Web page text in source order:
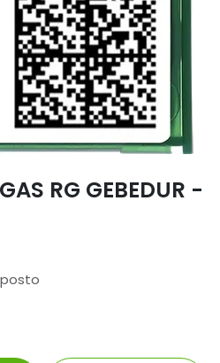
RG GEBEDUR -